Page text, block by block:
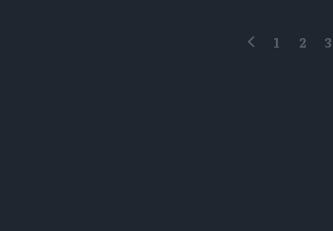
1 2 3